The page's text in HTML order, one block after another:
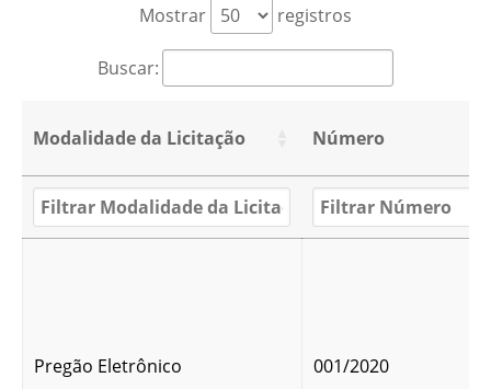
Mostrar registros
Buscar:
Modalidade da Licitação Número
Pregão Eletrônico 001/2020